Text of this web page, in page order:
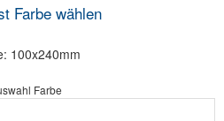
Farbe wählen
100x240mm
Farbe